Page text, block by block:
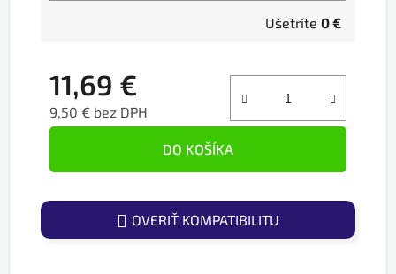
Ušetríte 0 €
11,69 €
9,50 € bez DPH
DO KOŠÍKA
OVERIŤ KOMPATIBILITU